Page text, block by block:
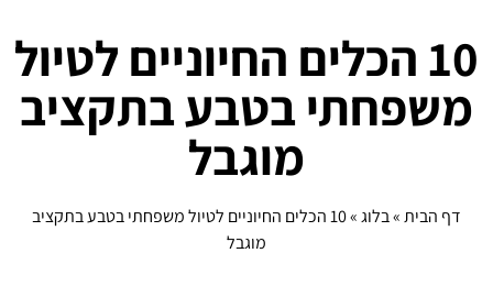
10 הכלים החיוניים לטיול
משפחתי בטבע בתקציב
מוגבל
דף הבית»בלוג»
10 הכלים החיוניים לטיול משפחתי בטבע בתקציב
מוגבל